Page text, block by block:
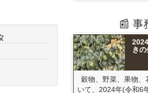
📰 事
き
穀物、野菜、果物、
いて、2024年(令和6